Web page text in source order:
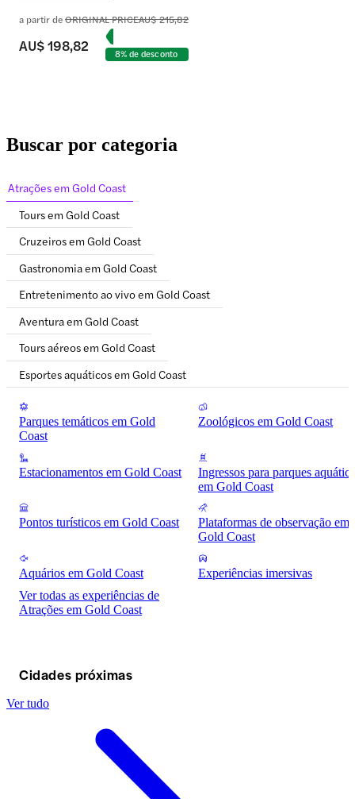
a partir deORIGINAL PRICEAU$ 215,82
AU$ 198,82 8% de desconto
Buscar por categoria
Atrações em Gold Coast
Tours em Gold Coast
Cruzeiros em Gold Coast
Gastronomia em Gold Coast
Entretenimento ao vivo em Gold Coast
Aventura em Gold Coast
Tours aéreos em Gold Coast
Esportes aquáticos em Gold Coast
Parques temáticos em Gold
Coast
Zoológicos em Gold Coast
Estacionamentos em Gold Coast
Ingressos para parques
em Gold Coast
Pontos turísticos em Gold Coast
Plataformas de observação em
Gold Coast
Aquários em Gold Coast
Experiências imersivas
Ver todas as experiências de
Atrações em Gold Coast
Cidades próximas
Ver tudo